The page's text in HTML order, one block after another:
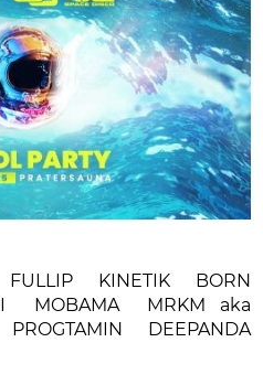
FULLIP KINETIK BORN
MOBAMA MRKM aka
DEEPANDA